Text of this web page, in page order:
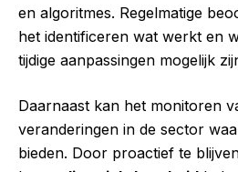
en algoritmes. Regelmatige
het identificeren wat werkt en
tijdige aanpassingen mogelijk
Daarnaast kan het monitoren
veranderingen in de sector
bieden. Door proactief te